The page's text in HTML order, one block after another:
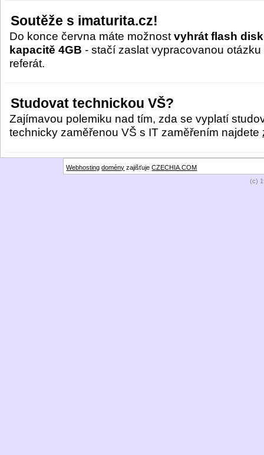
Soutěže s imaturita.cz!
Do konce června máte možnost vyhrát flash
kapacitě 4GB - stačí zaslat vypracovanou otázku
referát.
Studovat technickou VŠ?
Zajímavou polemiku nad tím, zda se vyplatí
technicky zaměřenou VŠ s IT zaměřením najdete
Webhosting domény zajišťujeCZECHIA.COM
(c)